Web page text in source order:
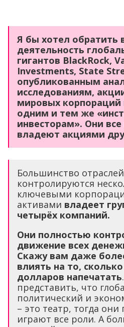
Я бы хотел обратить
деятельность
гигантов BlackRock,
Investments, State
опубликованным
исследованиям,
мировых
одним и тем же
инвесторам». Они
владеют акциями
Большинство
контролируются
ключевыми
активами владеет
четырёх компаний.
Они полностью
движение всех
Скажу вам даже
влиять на то,
долларов напечатать
представить, что
политический и
– это театр, тогда
играют все роли. А